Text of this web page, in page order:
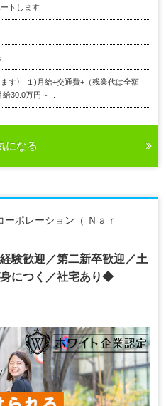
トします
ます〉 １)月給+交通費+（残業代は全額
30.0万円～...
になる
ポレーション（ Ｎａｒ
験歓迎／第二新卒歓迎／土
につく／社宅あり◆